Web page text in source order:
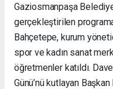
Gaziosmanpaşa
gerçekleştirilen
Bahçetepe, kurum
spor ve kadın sanat
öğretmenler katıldı.
Günü’nü kutlayan